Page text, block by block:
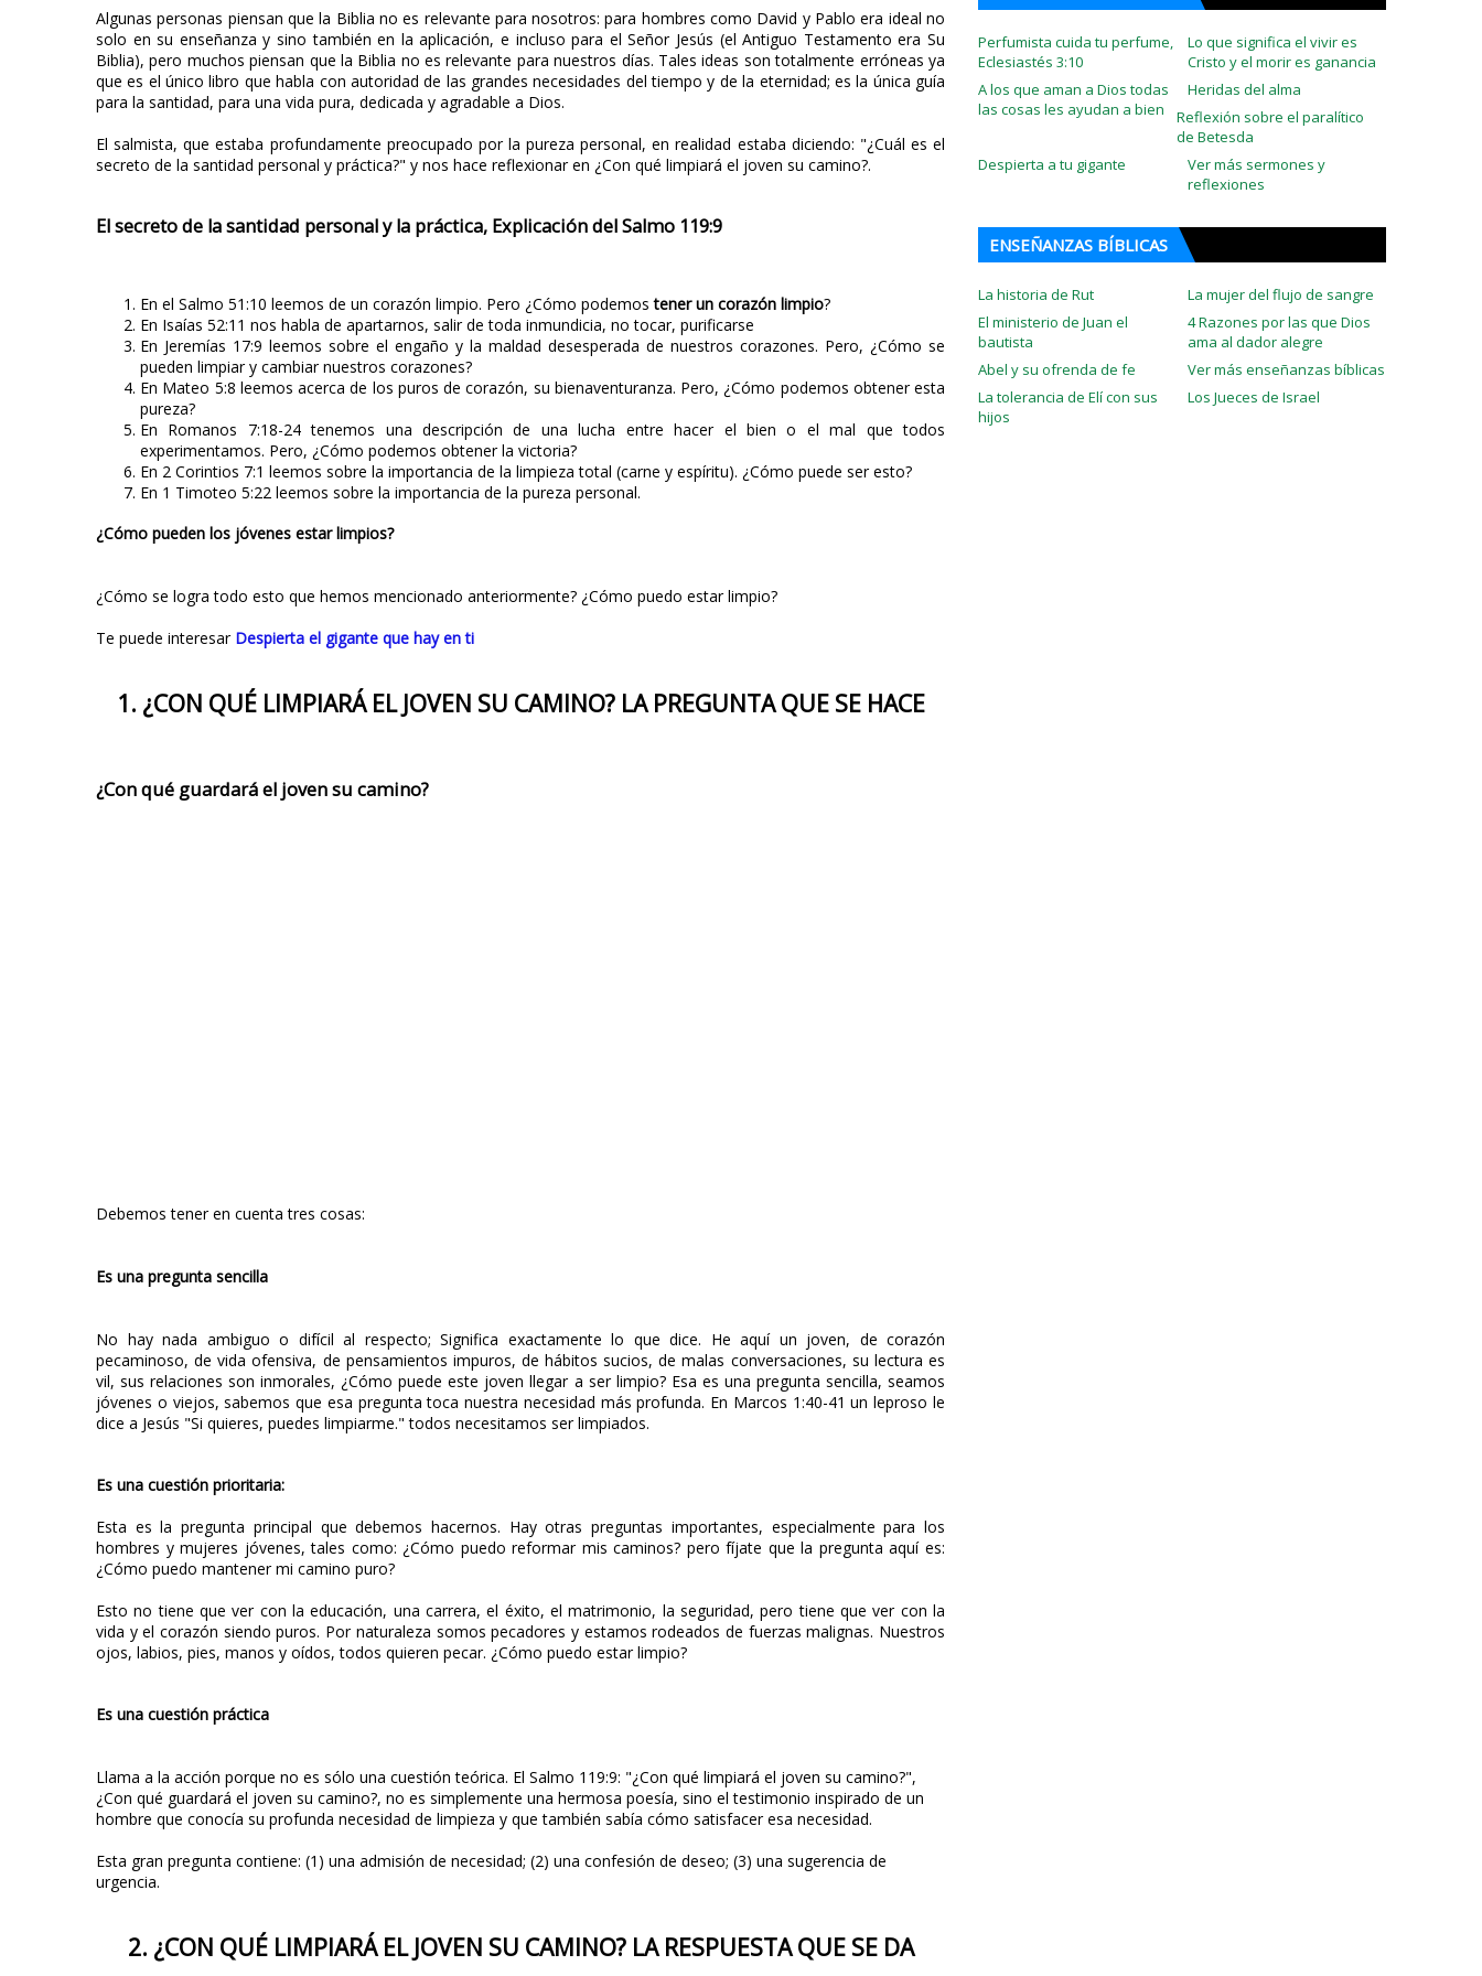
Algunas personas piensan que la Biblia no es relevante para nosotros: para hombres como David y Pablo era ideal no
solo en su enseñanza y sino también en la aplicación, e incluso para el Señor Jesús (el Antiguo Testamento era Su
Biblia), pero muchos piensan que la Biblia no es relevante para nuestros días. Tales ideas son totalmente erróneas ya
que es el único libro que habla con autoridad de las grandes necesidades del tiempo y de la eternidad; es la única guía
para la santidad, para una vida pura, dedicada y agradable a Dios.
El salmista, que estaba profundamente preocupado por la pureza personal, en realidad estaba diciendo: "¿Cuál es el
secreto de la santidad personal y práctica?" y nos hace reflexionar en ¿Con qué limpiará el joven su camino?.
El secreto de la santidad personal y la práctica, Explicación del Salmo 119:9
En el Salmo 51:10 leemos de un corazón limpio. Pero ¿Cómo podemos tener un corazón limpio?
En Isaías 52:11 nos habla de apartarnos, salir de toda inmundicia, no tocar, purificarse
En Jeremías 17:9 leemos sobre el engaño y la maldad desesperada de nuestros corazones. Pero, ¿Cómo se
pueden limpiar y cambiar nuestros corazones?
En Mateo 5:8 leemos acerca de los puros de corazón, su bienaventuranza. Pero, ¿Cómo podemos obtener esta
pureza?
En Romanos 7:18-24 tenemos una descripción de una lucha entre hacer el bien o el mal que todos
experimentamos. Pero, ¿Cómo podemos obtener la victoria?
En 2 Corintios 7:1 leemos sobre la importancia de la limpieza total (carne y espíritu). ¿Cómo puede ser esto?
En 1 Timoteo 5:22 leemos sobre la importancia de la pureza personal.
¿Cómo pueden los jóvenes estar limpios?
¿Cómo se logra todo esto que hemos mencionado anteriormente? ¿Cómo puedo estar limpio?
Te puede interesarDespierta el gigante que hay en ti
1. ¿CON QUÉ LIMPIARÁ EL JOVEN SU CAMINO? LA PREGUNTA QUE SE HACE
¿Con qué guardará el joven su camino?
Debemos tener en cuenta tres cosas:
Es una pregunta sencilla
No hay nada ambiguo o difícil al respecto; Significa exactamente lo que dice. He aquí un joven, de corazón
pecaminoso, de vida ofensiva, de pensamientos impuros, de hábitos sucios, de malas conversaciones, su lectura es
vil, sus relaciones son inmorales, ¿Cómo puede este joven llegar a ser limpio? Esa es una pregunta sencilla, seamos
jóvenes o viejos, sabemos que esa pregunta toca nuestra necesidad más profunda. En Marcos 1:40-41 un leproso le
dice a Jesús "Si quieres, puedes limpiarme." todos necesitamos ser limpiados.
Es una cuestión prioritaria:
Esta es la pregunta principal que debemos hacernos. Hay otras preguntas importantes, especialmente para los
hombres y mujeres jóvenes, tales como: ¿Cómo puedo reformar mis caminos? pero fíjate que la pregunta aquí es:
¿Cómo puedo mantener mi camino puro?
Esto no tiene que ver con la educación, una carrera, el éxito, el matrimonio, la seguridad, pero tiene que ver con la
vida y el corazón siendo puros. Por naturaleza somos pecadores y estamos rodeados de fuerzas malignas. Nuestros
ojos, labios, pies, manos y oídos, todos quieren pecar. ¿Cómo puedo estar limpio?
Es una cuestión práctica
Llama a la acción porque no es sólo una cuestión teórica. El Salmo 119:9: "¿Con qué limpiará el joven su camino?",
¿Con qué guardará el joven su camino?, no es simplemente una hermosa poesía, sino el testimonio inspirado de un
hombre que conocía su profunda necesidad de limpieza y que también sabía cómo satisfacer esa necesidad.
Esta gran pregunta contiene: (1) una admisión de necesidad; (2) una confesión de deseo; (3) una sugerencia de
urgencia.
2. ¿CON QUÉ LIMPIARÁ EL JOVEN SU CAMINO? LA RESPUESTA QUE SE DA
Perfumista cuida tu perfume,
Eclesiastés 3:10
Lo que significa el vivir es
Cristo y el morir es ganancia
A los que aman a Dios todas
las cosas les ayudan a bien
Heridas del alma
Reflexión sobre el paralítico
de Betesda
Ver más sermones y
reflexiones
Despierta a tu gigante
ENSEÑANZAS BÍBLICAS
La historia de Rut
La mujer del flujo de sangre
El ministerio de Juan el
bautista
4 Razones por las que Dios
ama al dador alegre
Abel y su ofrenda de fe
Ver más enseñanzas bíblicas
La tolerancia de Elí con sus
hijos
Los Jueces de Israel